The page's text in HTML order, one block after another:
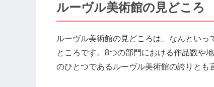
ルーヴル美術館の見どころ
ルーヴル美術館の見どころは、なんとい
ところです。8つの部門における作品数や
のひとつであるルーヴル美術館の誇りとも